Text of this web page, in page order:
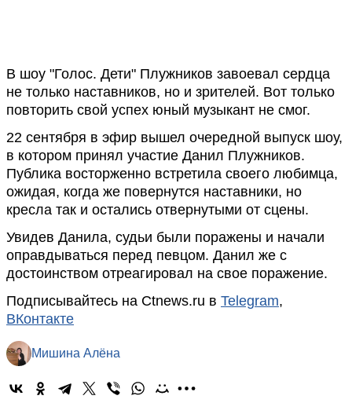
В шоу "Голос. Дети" Плужников завоевал сердца
не только наставников, но и зрителей. Вот только
повторить свой успех юный музыкант не смог.
22 сентября в эфир вышел очередной выпуск шоу,
в котором принял участие Данил Плужников.
Публика восторженно встретила своего любимца,
ожидая, когда же повернутся наставники, но
кресла так и остались отвернутыми от сцены.
Увидев Данила, судьи были поражены и начали
оправдываться перед певцом. Данил же с
достоинством отреагировал на свое поражение.
Подписывайтесь на Ctnews.ru в Telegram,
ВКонтакте
Мишина Алёна